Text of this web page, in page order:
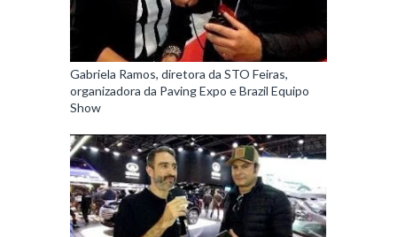
Gabriela Ramos, diretora da STO Feiras,
organizadora da Paving Expo e Brazil Equipo
Show